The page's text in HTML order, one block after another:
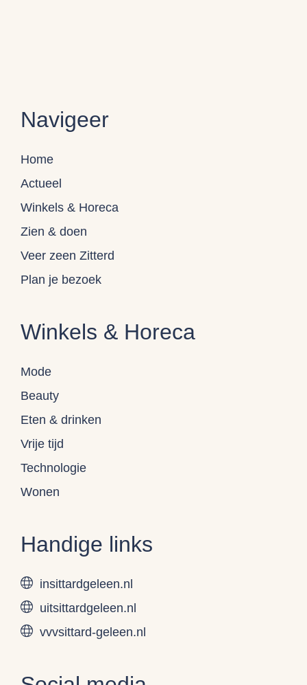
Navigeer
Home
Actueel
Winkels & Horeca
Zien & doen
Veer zeen Zitterd
Plan je bezoek
Winkels & Horeca
Mode
Beauty
Eten & drinken
Vrije tijd
Technologie
Wonen
Handige links
insittardgeleen.nl
uitsittardgeleen.nl
vvvsittard-geleen.nl